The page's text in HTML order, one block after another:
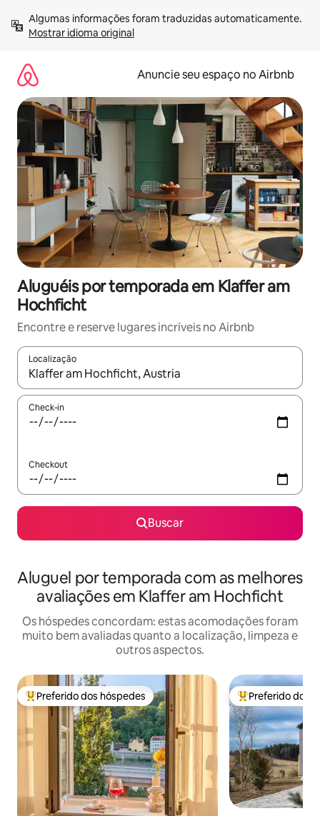
para
Mostrar idioma original
Anuncie seu espaço no Airbnb
Aluguéis por temporada em Klaffer am
Hochficht
Encontre e reserve lugares incríveis no Airbnb
Localização
Quando os resultados estiverem disponíveis, explore-os
Check-in
Checkout
Buscar
Aluguel por temporada com as melhores
avaliações em Klaffer am Hochficht
Os hóspedes concordam: estas acomodações foram
muito bem avaliadas quanto a localização, limpeza e
outros aspectos.
Entre os melhores preferidos dos hóspedes
Preferido dos hóspedes Entre os
Preferido dos